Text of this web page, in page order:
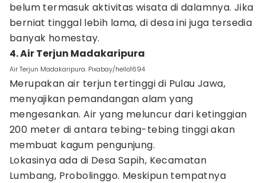
belum termasuk aktivitas wisata di dalamnya. Jika
berniat tinggal lebih lama, di desa ini juga tersedia
banyak homestay.
4. Air Terjun Madakaripura
Air Terjun Madakaripura. Pixabay/hello1694
Merupakan air terjun tertinggi di Pulau Jawa,
menyajikan pemandangan alam yang
mengesankan. Air yang meluncur dari ketinggian
200 meter di antara tebing-tebing tinggi akan
membuat kagum pengunjung.
Lokasinya ada di Desa Sapih, Kecamatan
Lumbang, Probolinggo. Meskipun tempatnya